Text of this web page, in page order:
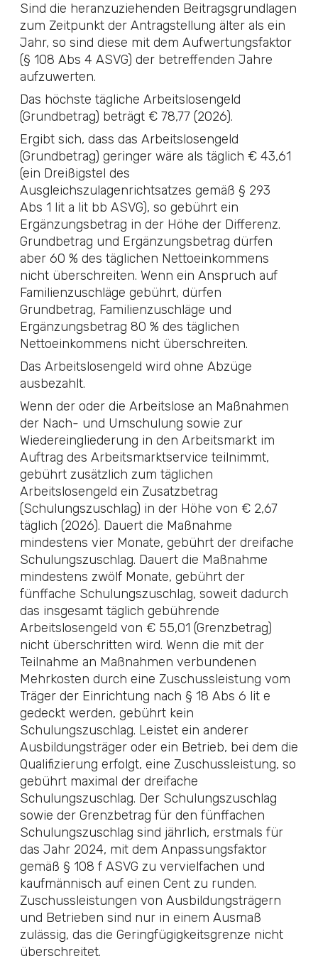
Sind die heranzuziehenden Beitragsgrundlagen
zum Zeitpunkt der Antragstellung älter als ein
Jahr, so sind diese mit dem Aufwertungsfaktor
(§ 108 Abs 4 ASVG) der betreffenden Jahre
aufzuwerten.
Das höchste tägliche Arbeitslosengeld
(Grundbetrag) beträgt € 78,77 (2026).
Ergibt sich, dass das Arbeitslosengeld
(Grundbetrag) geringer wäre als täglich € 43,61
(ein Dreißigstel des
Ausgleichszulagenrichtsatzes gemäß § 293
Abs 1 lit a lit bb ASVG), so gebührt ein
Ergänzungsbetrag in der Höhe der Differenz.
Grundbetrag und Ergänzungsbetrag dürfen
aber 60 % des täglichen Nettoeinkommens
nicht überschreiten. Wenn ein Anspruch auf
Familienzuschläge gebührt, dürfen
Grundbetrag, Familienzuschläge und
Ergänzungsbetrag 80 % des täglichen
Nettoeinkommens nicht überschreiten.
Das Arbeitslosengeld wird ohne Abzüge
ausbezahlt.
Wenn der oder die Arbeitslose an Maßnahmen
der Nach- und Umschulung sowie zur
Wiedereingliederung in den Arbeitsmarkt im
Auftrag des Arbeitsmarktservice teilnimmt,
gebührt zusätzlich zum täglichen
Arbeitslosengeld ein Zusatzbetrag
(Schulungszuschlag) in der Höhe von € 2,67
täglich (2026). Dauert die Maßnahme
mindestens vier Monate, gebührt der dreifache
Schulungszuschlag. Dauert die Maßnahme
mindestens zwölf Monate, gebührt der
fünffache Schulungszuschlag, soweit dadurch
das insgesamt täglich gebührende
Arbeitslosengeld von € 55,01 (Grenzbetrag)
nicht überschritten wird. Wenn die mit der
Teilnahme an Maßnahmen verbundenen
Mehrkosten durch eine Zuschussleistung vom
Träger der Einrichtung nach § 18 Abs 6 lit e
gedeckt werden, gebührt kein
Schulungszuschlag. Leistet ein anderer
Ausbildungsträger oder ein Betrieb, bei dem die
Qualifizierung erfolgt, eine Zuschussleistung, so
gebührt maximal der dreifache
Schulungszuschlag. Der Schulungszuschlag
sowie der Grenzbetrag für den fünffachen
Schulungszuschlag sind jährlich, erstmals für
das Jahr 2024, mit dem Anpassungsfaktor
gemäß § 108 f ASVG zu vervielfachen und
kaufmännisch auf einen Cent zu runden.
Zuschussleistungen von Ausbildungsträgern
und Betrieben sind nur in einem Ausmaß
zulässig, das die Geringfügigkeitsgrenze nicht
überschreitet.